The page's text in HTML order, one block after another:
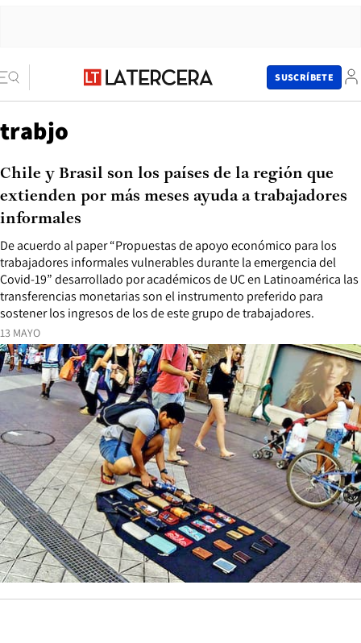
SUSCRÍBETE
trabjo
13 MAYO
De acuerdo al paper “Propuestas de apoyo económico para los
trabajadores informales vulnerables durante la emergencia del
Covid-19” desarrollado por académicos de UC en Latinoamérica las
transferencias monetarias son el instrumento preferido para
sostener los ingresos de los de este grupo de trabajadores.
Chile y Brasil son los países de la región que
extienden por más meses ayuda a trabajadores
informales